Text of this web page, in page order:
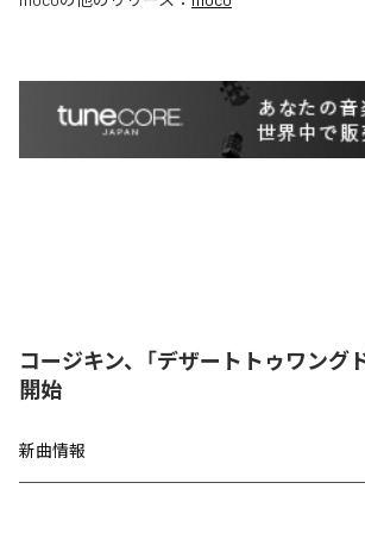
コージキン、「デザートトゥワング
開始
新曲情報